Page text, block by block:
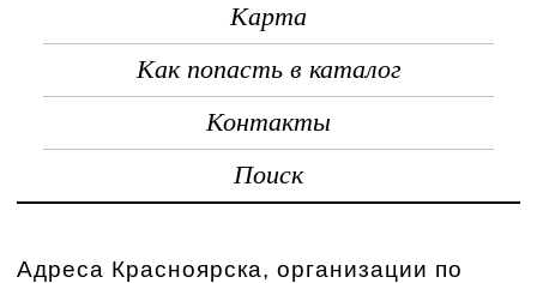
Карта
Как попасть в каталог
Контакты
Поиск
Адреса Красноярска, организации по